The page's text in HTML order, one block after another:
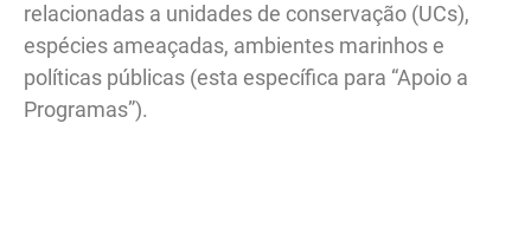
relacionadas a unidades de conservação (UCs),
espécies ameaçadas, ambientes marinhos e
políticas públicas (esta específica para “Apoio a
Programas”).